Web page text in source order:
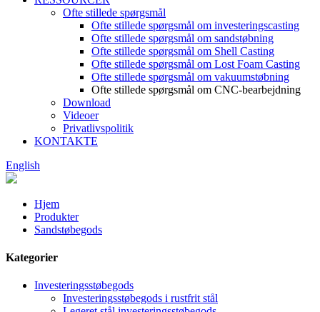
Ofte stillede spørgsmål
Ofte stillede spørgsmål om investeringscasting
Ofte stillede spørgsmål om sandstøbning
Ofte stillede spørgsmål om Shell Casting
Ofte stillede spørgsmål om Lost Foam Casting
Ofte stillede spørgsmål om vakuumstøbning
Ofte stillede spørgsmål om CNC-bearbejdning
Download
Videoer
Privatlivspolitik
KONTAKTE
English
Hjem
Produkter
Sandstøbegods
Kategorier
Investeringsstøbegods
Investeringsstøbegods i rustfrit stål